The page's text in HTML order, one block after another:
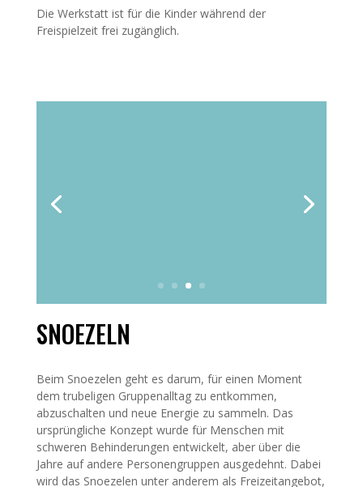
Die Werkstatt ist für die Kinder während der
Freispielzeit frei zugänglich.
SNOEZELN
Beim Snoezelen geht es darum, für einen Moment
dem trubeligen Gruppenalltag zu entkommen,
abzuschalten und neue Energie zu sammeln. Das
ursprüngliche Konzept wurde für Menschen mit
schweren Behinderungen entwickelt, aber über die
Jahre auf andere Personengruppen ausgedehnt. Dabei
wird das Snoezelen unter anderem als Freizeitangebot,